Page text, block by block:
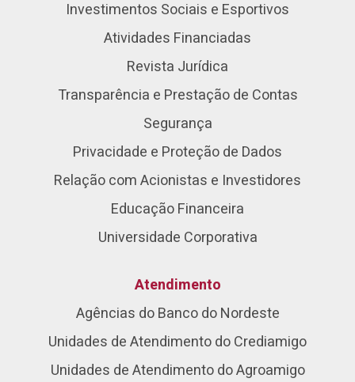
Investimentos Sociais e Esportivos
Atividades Financiadas
Revista Jurídica
Transparência e Prestação de Contas
Segurança
Privacidade e Proteção de Dados
Relação com Acionistas e Investidores
Educação Financeira
Universidade Corporativa
Atendimento
Agências do Banco do Nordeste
Unidades de Atendimento do Crediamigo
Unidades de Atendimento do Agroamigo